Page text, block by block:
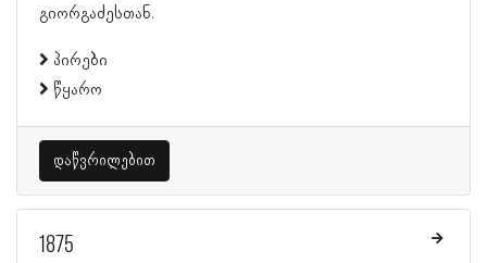
გიორგაძესთან.
პირები
წყარო
დაწვრილებით
1875